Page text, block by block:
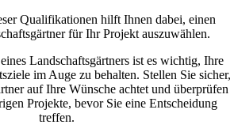
Qualifikationen hilft Ihnen dabei, einen
für Ihr Projekt auszuwählen.
Landschaftsgärtners ist es wichtig, Ihre
im Auge zu behalten. Stellen Sie sicher,
auf Ihre Wünsche achtet und überprüfen
Projekte, bevor Sie eine Entscheidung
treffen.